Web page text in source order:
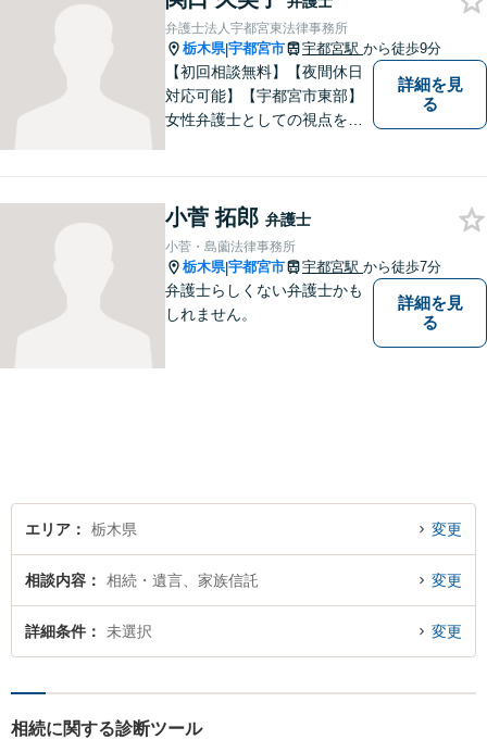
弁護士法人宇都宮東法律事務所
栃木県|宇都宮市 宇都宮駅 から徒歩9分
【初回相談無料】【夜間休日
対応可能】【宇都宮市東部】
女性弁護士としての視点を生
お気軽にご相談ください。
詳細を見
る
小菅 拓郎 弁護士
小菅・島薗法律事務所
栃木県|宇都宮市 宇都宮駅 から徒歩7分
弁護士らしくない弁護士かも
しれません。
詳細を見
る
エリア 栃木県 変更
相談内容 相続・遺言、家族信託 変更
詳細条件 未選択 変更
相続に関する診断ツール